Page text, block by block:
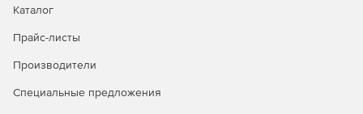
Упорядочивание прав использования сетевых
Повышение быстродействия осмотра данных за счет
ознакомления.
Каталог
Прайс-листы
Производители
Специальные предложения